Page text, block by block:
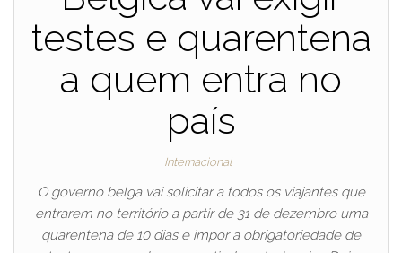
testes e quarentena
a quem entra no
país
Internacional
O governo belga vai solicitar a todos os viajantes que
entrarem no território a partir de 31 de dezembro uma
quarentena de 10 dias e impor a obrigatoriedade de